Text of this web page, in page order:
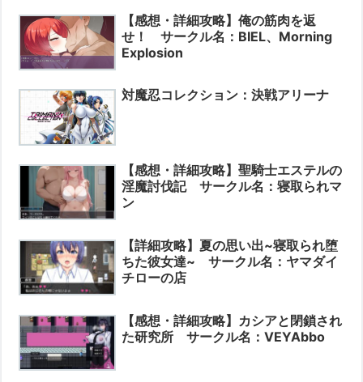
【感想・詳細攻略】俺の筋肉を返
せ！ サークル名：BIEL、Morning
Explosion
対魔忍コレクション：決戦アリーナ
【感想・詳細攻略】聖騎士エステルの
淫魔討伐記 サークル名：寝取られマ
ン
【詳細攻略】夏の思い出~寝取られ堕
ちた彼女達~ サークル名：ヤマダイ
チローの店
【感想・詳細攻略】カシアと閉鎖され
た研究所 サークル名：VEYAbbo